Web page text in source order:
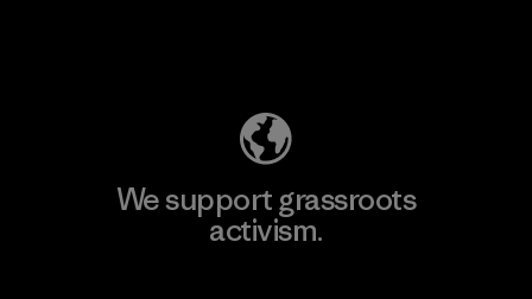
We support grassroots
activism.